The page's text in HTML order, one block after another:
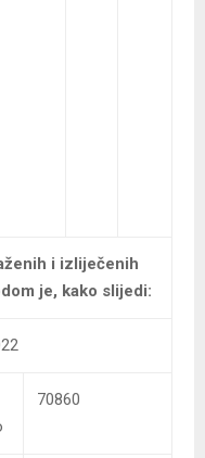
i izliječenih
je, kako slijedi:
70860